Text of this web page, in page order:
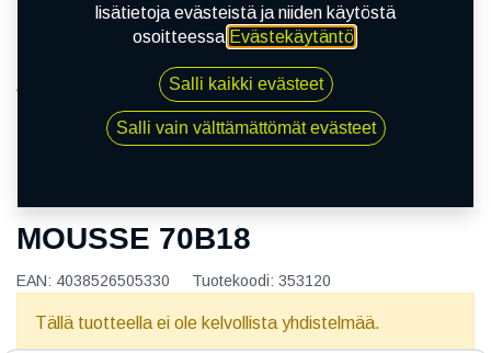
140-18 DUNLOP GEOMAX MOUSSE 70B18
MOUSSE 70B18
EAN: 4038526505330 Tuotekoodi: 353120
Tällä tuotteella ei ole kelvollista yhdistelmää.
lisätietoja evästeistä ja niiden käytöstä
osoitteessa Evästekäytäntö.
Salli kaikki evästeet
Salli vain välttämättömät evästeet